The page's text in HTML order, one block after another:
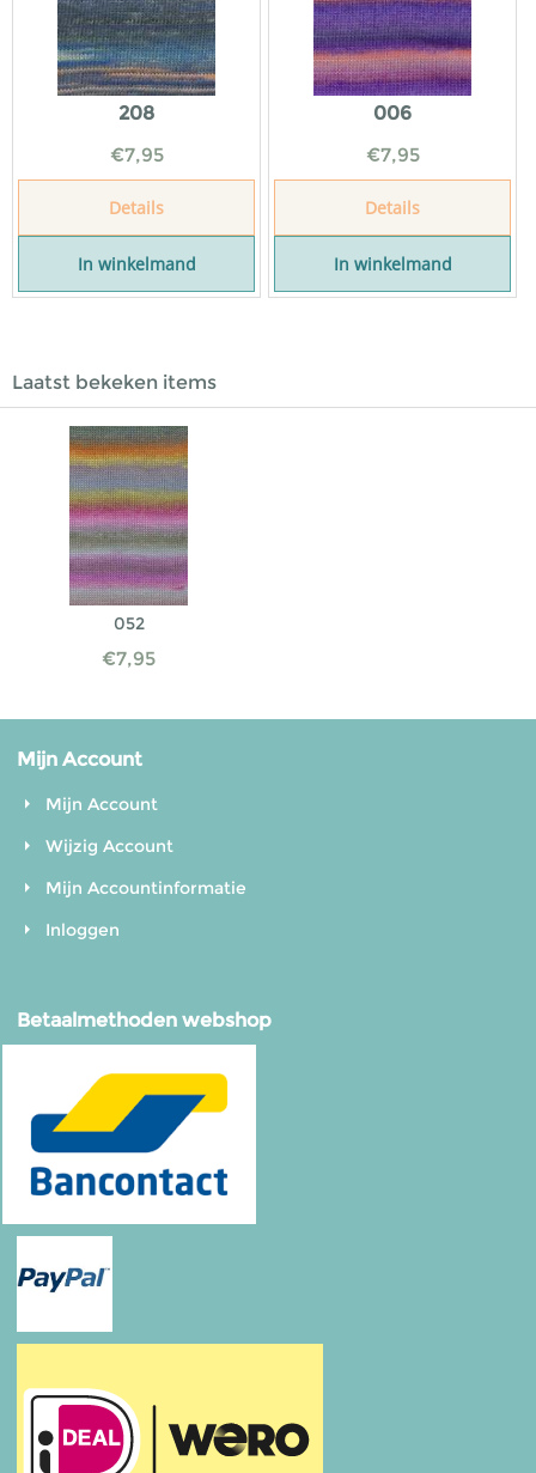
208
€7,95
Details
In winkelmand
006
€7,95
Details
In winkelmand
Laatst bekeken items
052
€7,95
Mijn Account
Mijn Account
Wijzig Account
Mijn Accountinformatie
Inloggen
Betaalmethoden webshop